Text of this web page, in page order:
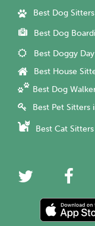
Best Dog
Best Dog
Best Doggy
Best House
Best Dog
Best Pet Sitters
Best Cat